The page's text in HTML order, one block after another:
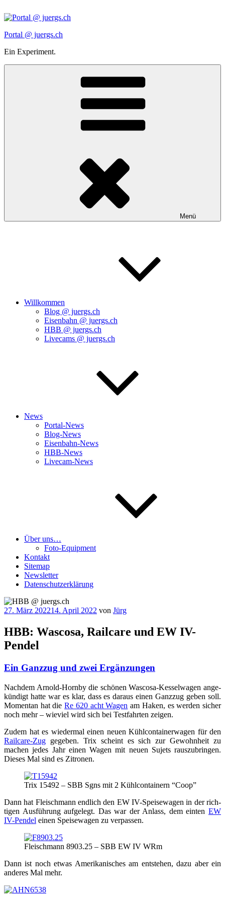
Inhalt
Portal @ juergs.ch
Ein Experiment.
Menü
Willkommen
Blog @ juergs.ch
Eisenbahn @ juergs.ch
HBB @ juergs.ch
Livecams @ juergs.ch
News
Portal-News
Blog-News
Eisenbahn-News
HBB-News
Livecam-News
Über uns…
Foto-Equipment
Kontakt
Sitemap
Newsletter
Datenschutzerklärung
Veröffentlicht
27. März 202214. April 2022 von Jürg
HBB: Wascosa, Railcare und EW IV-
Pendel
Ein Ganzzug und zwei Ergänzungen
Nach­dem Arnold-Horn­by die schö­nen Was­co­sa-Kes­sel­wa­gen ange­
kün­digt hat­te war es klar, dass es dar­aus einen Ganz­zug geben soll.
Momen­tan hat dieRe 620 acht Wagen am Haken, es wer­den sicher
noch mehr – wie­viel wird sich bei Test­fahr­ten zeigen.
Zudem hat es wie­der­mal einen neu­en Kühl­con­tai­ner­wa­gen für den
Rail­ca­re-Zug gege­ben. Trix scheint es sich zur Gewohn­heit zu
machen jedes Jahr einen Wagen mit neu­en Sujets raus­zu­brin­gen.
Die­ses Mal sind es Zitronen.
Trix 15492 – SBB Sgns mit 2 Kühl­con­tai­nern “Coop”
Dann hat Fleisch­mann end­lich den EW IV-Spei­se­wa­gen in der rich­
ti­gen Aus­füh­rung auf­ge­legt. Das war der Anlass, dem ein­ten EW
IV-Pen­del einen Spei­se­wa­gen zu verpassen.
Fleisch­mann 8903.25 – SBB EW IV WRm
Dann ist noch etwas Ame­ri­ka­ni­sches am ent­ste­hen, dazu aber ein
ande­res Mal mehr.